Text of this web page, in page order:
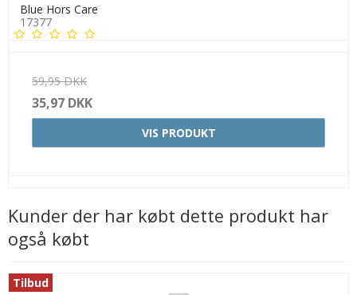
Blue Hors Care
17377
59,95 DKK
35,97 DKK
VIS PRODUKT
Kunder der har købt dette produkt har
også købt
Tilbud